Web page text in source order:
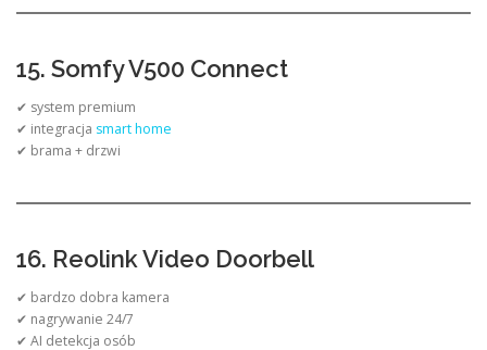
15. Somfy V500 Connect
✔ system premium
✔ integracja smart home
✔ brama + drzwi
16. Reolink Video Doorbell
✔ bardzo dobra kamera
✔ nagrywanie 24/7
✔ AI detekcja osób